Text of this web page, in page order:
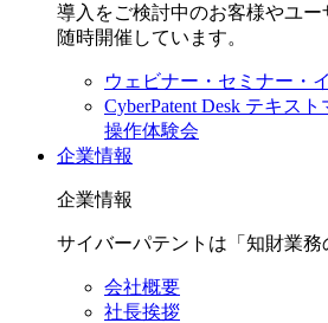
導入をご検討中のお客様やユ
随時開催しています。
ウェビナー・セミナー・
CyberPatent Desk テキス
操作体験会
企業情報
企業情報
サイバーパテントは「知財業
会社概要
社長挨拶